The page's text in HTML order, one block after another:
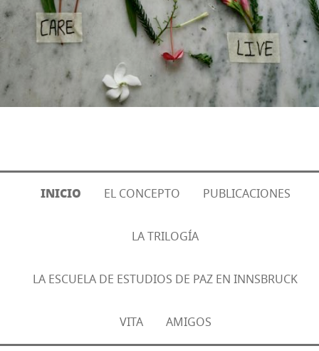
INICIO EL CONCEPTO PUBLICACIONES
LA TRILOGÍA
LA ESCUELA DE ESTUDIOS DE PAZ EN INNSBRUCK
VITA AMIGOS